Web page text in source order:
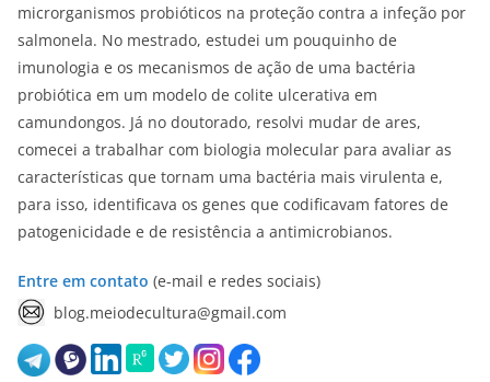
microrganismos probióticos na proteção contra a infeção por
salmonela. No mestrado, estudei um pouquinho de
imunologia e os mecanismos de ação de uma bactéria
probiótica em um modelo de colite ulcerativa em
camundongos. Já no doutorado, resolvi mudar de ares,
comecei a trabalhar com biologia molecular para avaliar as
características que tornam uma bactéria mais virulenta e,
para isso, identificava os genes que codificavam fatores de
patogenicidade e de resistência a antimicrobianos.
Entre em contato (e-mail e redes sociais)
blog.meiodecultura@gmail.com